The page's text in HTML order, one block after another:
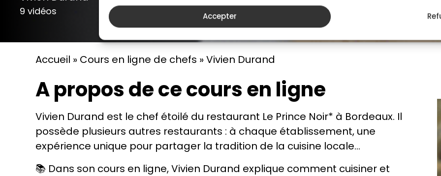
Accepter
9 vidéos
Accueil » Cours en ligne de chefs »Vivien Durand
A propos de ce cours en ligne
Vivien Durand est le chef étoilé du restaurant Le Prince Noir* à Bordeaux. Il
possède plusieurs autres restaurants : à chaque établissement, une
expérience unique pour partager la tradition de la cuisine locale…
📚 Dans son cours en ligne, Vivien Durand explique comment cuisiner et